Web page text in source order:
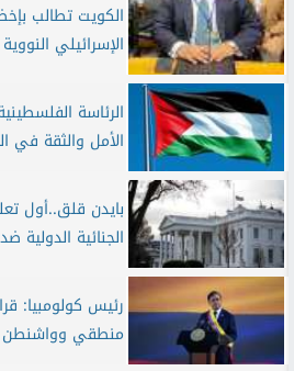
الكويت تطالب
الإسرائيلي
الرئاسة
الأمل والثقة في
بايدن قلق..أول
الجنائية الدولية
رئيس كولومبيا:
منطقي